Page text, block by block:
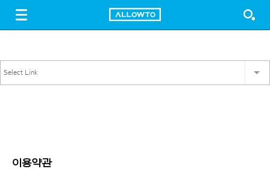
Select Link
이용약관